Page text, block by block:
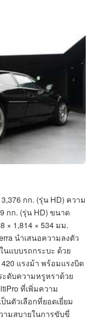
กก. (รุ่น HD) ความ
กก. (รุ่น HD) ขนาด
× 1,814 × 534 มม.
นำเสนอความลงตัว
นแบบรถกระบะ ด้วย
แรงม้า พร้อมแรงบิด
ะดับความหรูหราด้วย
ที่เพิ่มความ
นตัวเลือกที่ยอดเยี่ยม
ามสบายในการขับขี่